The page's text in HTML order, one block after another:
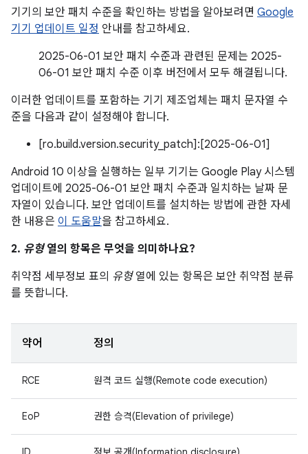
기기의 보안 패치 수준을 확인하는 방법을 알아보려면 Google
기기 업데이트 일정 안내를 참고하세요.
2025-06-01 보안 패치 수준과 관련된 문제는 2025-
06-01 보안 패치 수준 이후 버전에서 모두 해결됩니다.
이러한 업데이트를 포함하는 기기 제조업체는 패치 문자열 수
준을 다음과 같이 설정해야 합니다.
[ro.build.version.security_patch]:[2025-06-01]
Android 10 이상을 실행하는 일부 기기는 Google Play 시스템
업데이트에 2025-06-01 보안 패치 수준과 일치하는 날짜 문
자열이 있습니다. 보안 업데이트를 설치하는 방법에 관한 자세
한 내용은 이 도움말을 참고하세요.
2. 유형열의 항목은 무엇을 의미하나요?
취약점 세부정보 표의 유형열에 있는 항목은 보안 취약점 분류
를 뜻합니다.
약어 정의
RCE 원격 코드 실행(Remote code execution)
EoP 권한 승격(Elevation of privilege)